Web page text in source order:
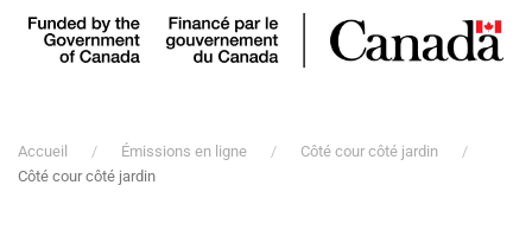
Accueil Émissions en ligne
Côté cour côté jardin
Côté cour côté jardin